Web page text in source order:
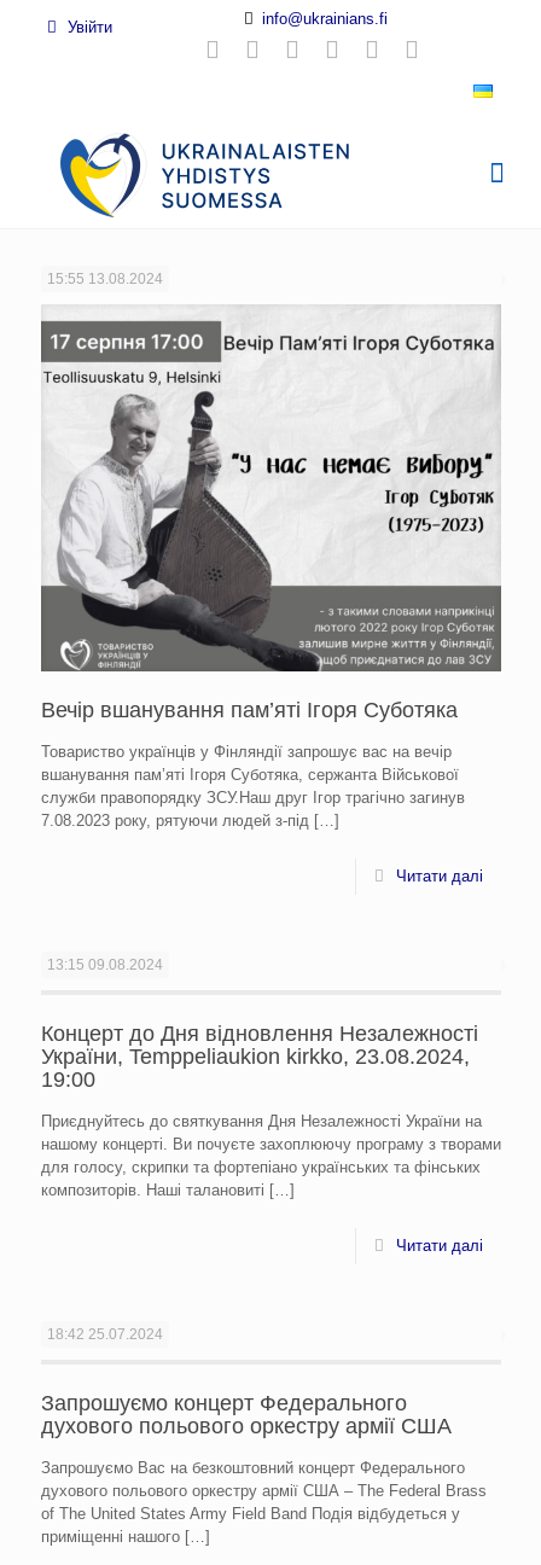
Увійти info@ukrainians.fi
15:55 13.08.2024
Вечір вшанування пам’яті Ігоря Суботяка
Товариство українців у Фінляндії запрошує вас на вечір
вшанування пам’яті Ігоря Суботяка, сержанта Військової
служби правопорядку ЗСУ.Наш друг Ігор трагічно загинув
7.08.2023 року, рятуючи людей з-під[…]
Читати далі
13:15 09.08.2024
Концерт до Дня відновлення Незалежності
України, Temppeliaukion kirkko, 23.08.2024,
19:00
Приєднуйтесь до святкування Дня Незалежності України на
нашому концерті. Ви почуєте захоплюючу програму з творами
для голосу, скрипки та фортепіано українських та фінських
композиторів. Наші талановиті […]
Читати далі
18:42 25.07.2024
Запрошуємо концерт Федерального
духового польового оркестру армії США
Запрошуємо Вас на безкоштовний концерт Федерального
духового польового оркестру армії США – The Federal Brass
of The United States Army Field Band Подія відбудеться у
приміщенні нашого[…]